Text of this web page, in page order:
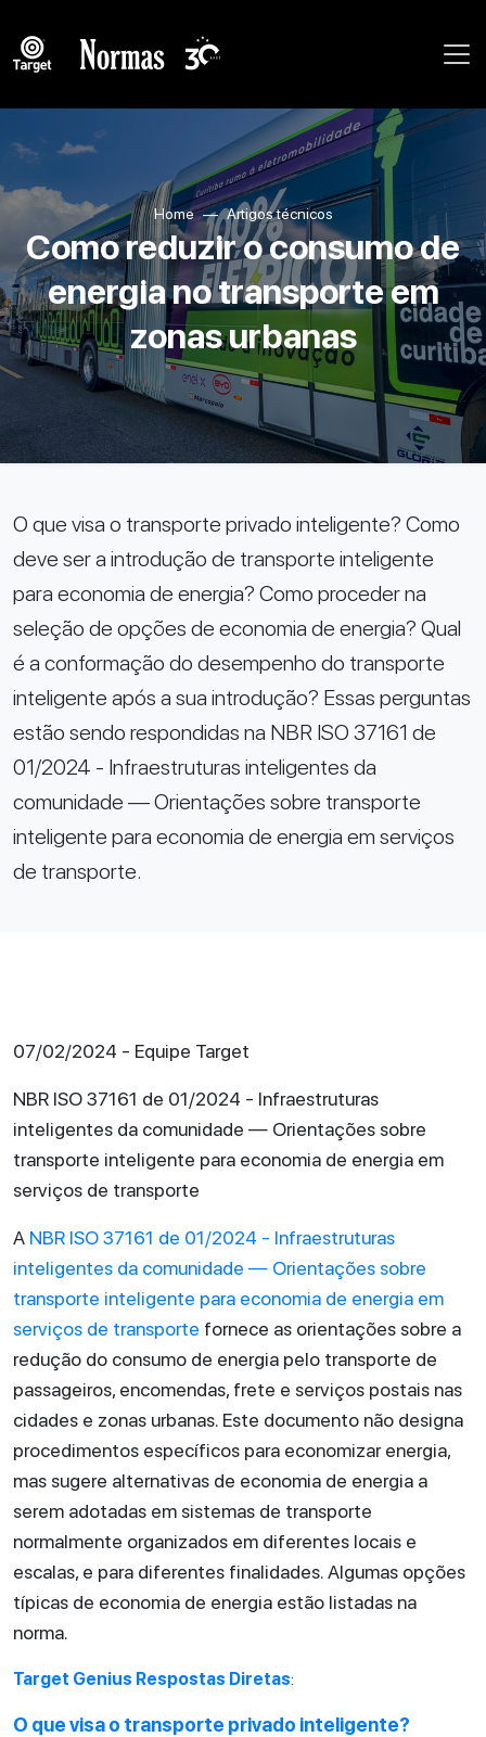
Home Artigos técnicos
Como reduzir o consumo de
energia no transporte em
zonas urbanas
O que visa o transporte privado inteligente? Como
deve ser a introdução de transporte inteligente
para economia de energia? Como proceder na
seleção de opções de economia de energia? Qual
é a conformação do desempenho do transporte
inteligente após a sua introdução? Essas perguntas
estão sendo respondidas na NBR ISO 37161 de
01/2024 - Infraestruturas inteligentes da
comunidade — Orientações sobre transporte
inteligente para economia de energia em serviços
de transporte.
07/02/2024 - Equipe Target
NBR ISO 37161 de 01/2024 - Infraestruturas
inteligentes da comunidade — Orientações sobre
transporte inteligente para economia de energia em
serviços de transporte
A NBR ISO 37161 de 01/2024 - Infraestruturas
inteligentes da comunidade — Orientações sobre
transporte inteligente para economia de energia em
serviços de transporte fornece as orientações sobre a
redução do consumo de energia pelo transporte de
passageiros, encomendas, frete e serviços postais nas
cidades e zonas urbanas. Este documento não designa
procedimentos específicos para economizar energia,
mas sugere alternativas de economia de energia a
serem adotadas em sistemas de transporte
normalmente organizados em diferentes locais e
escalas, e para diferentes finalidades. Algumas opções
típicas de economia de energia estão listadas na
norma.
Target Genius Respostas Diretas:
O que visa o transporte privado inteligente?